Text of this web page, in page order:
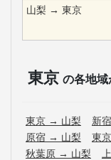
山梨 → 東京
東京 の各地域
東京 → 山梨 新宿
原宿 → 山梨 東
秋葉原 → 山梨